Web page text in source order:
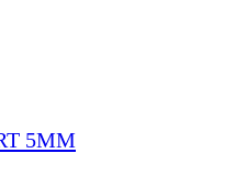
5MM